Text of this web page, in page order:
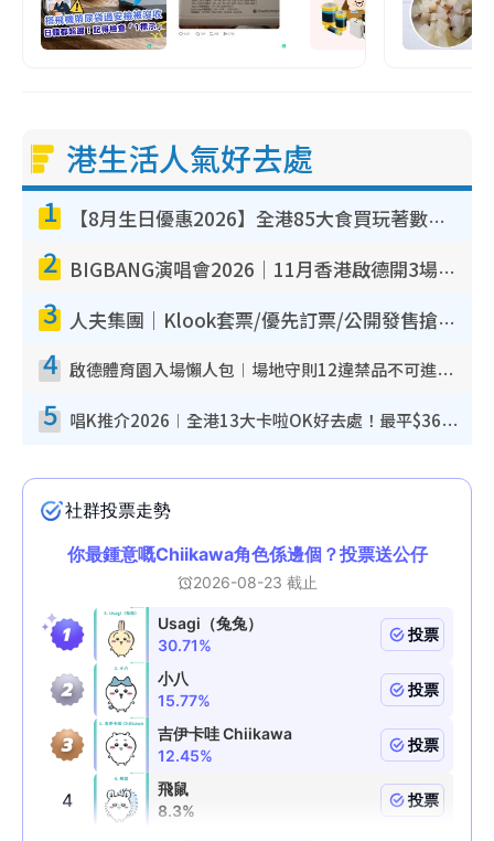
港生活人氣好去處
1 【8月生日優惠2026】全港85大食買玩著數攻略 自助餐/火鍋放題同行免費＋誠品/DONKI送現金券
2 BIGBANG演唱會2026｜11月香港啟德開3場！實名制VIP申請、優先購票攻略
3 人夫集團｜Klook套票/優先訂票/公開發售搶飛攻略！附票價.購票連結.場地座位表
4 啟德體育園入場懶人包︱場地守則12違禁品不可進場准帶細水樽但全場禁樽蓋！應援牌有限制！
5 唱K推介2026︱全港13大卡啦OK好去處！最平$36起 日文K都有！(附地址+收費詳情)